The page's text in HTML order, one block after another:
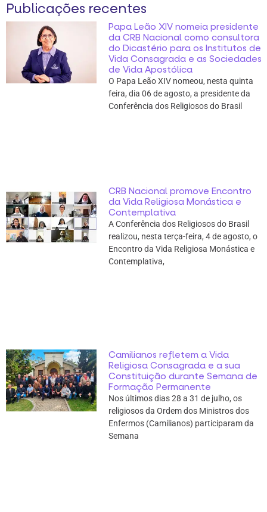
Publicações recentes
Papa Leão XIV nomeia presidente
da CRB Nacional como consultora
do Dicastério para os Institutos de
Vida Consagrada e as Sociedades
de Vida Apostólica
O Papa Leão XIV nomeou, nesta quinta
feira, dia 06 de agosto, a presidente da
Conferência dos Religiosos do Brasil
CRB Nacional promove Encontro
da Vida Religiosa Monástica e
Contemplativa
A Conferência dos Religiosos do Brasil
realizou, nesta terça-feira, 4 de agosto, o
Encontro da Vida Religiosa Monástica e
Contemplativa,
Camilianos refletem a Vida
Religiosa Consagrada e a sua
Constituição durante Semana de
Formação Permanente
Nos últimos dias 28 a 31 de julho, os
religiosos da Ordem dos Ministros dos
Enfermos (Camilianos) participaram da
Semana